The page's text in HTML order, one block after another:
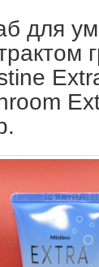
для